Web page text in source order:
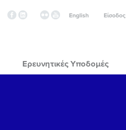
Είσοδος
English
Ερευνητικές Υποδομές